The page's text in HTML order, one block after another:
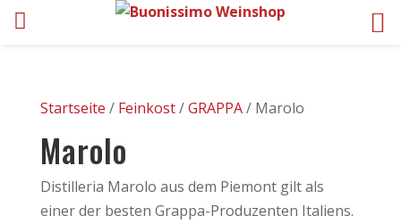
Startseite / Feinkost/GRAPPA/ Marolo
Marolo
Distilleria Marolo aus dem Piemont gilt als
einer der besten Grappa-Produzenten Italiens.